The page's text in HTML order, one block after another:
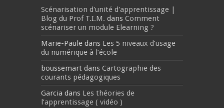
Scénarisation d'unité d'apprentissage |
Blog du Prof T.I.M. dans Comment
scénariser un module Elearning ?
Marie-Paule dans Les 5 niveaux d’usage
du numérique à l’école
boussemart dans Cartographie des
courants pédagogiques
Garcia dans Les théories de
l’apprentissage ( vidéo )